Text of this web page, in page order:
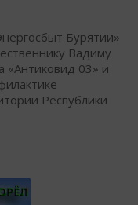
Бурятии»
Вадиму
«Антиковид 03» и
Республики